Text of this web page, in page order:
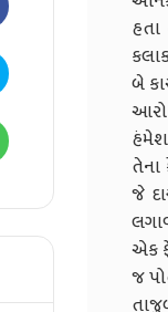
બે
તેના
જે
એક
જ